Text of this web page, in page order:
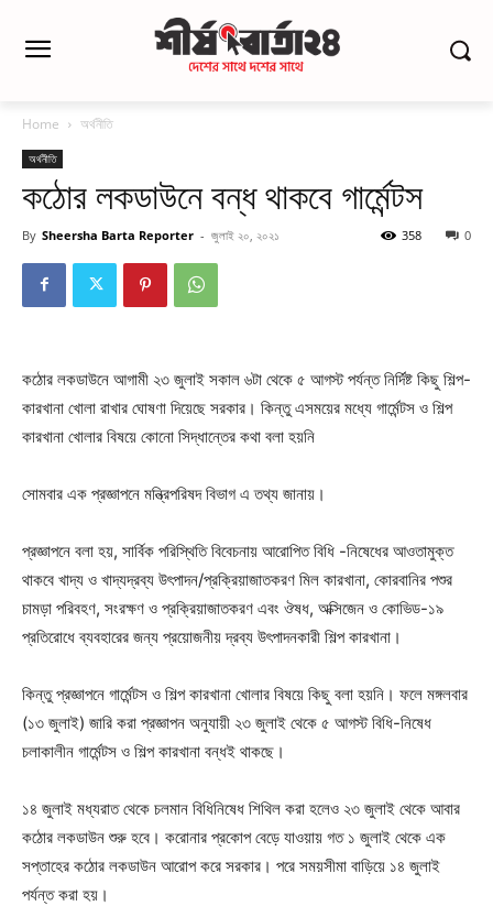
Home অর্থনীতি
অর্থনীতি
কঠোর লকডাউনে বন্ধ থাকবে গার্মেন্টস
By Sheersha Barta Reporter - জুলাই ২০, ২০২১ 0
358
কঠোর লকডাউনে আগামী ২৩ জুলাই সকাল ৬টা থেকে ৫ আগস্ট পর্যন্ত নির্দিষ্ট কিছু শিল্প-
কারখানা খোলা রাখার ঘোষণা দিয়েছে সরকার। কিন্তু এসময়ের মধ্যে গার্মেন্টস ও শিল্প
কারখানা খোলার বিষয়ে কোনো সিদ্ধান্তের কথা বলা হয়নি
সোমবার এক প্রজ্ঞাপনে মন্ত্রিপরিষদ বিভাগ এ তথ্য জানায়।
প্রজ্ঞাপনে বলা হয়, সার্বিক পরিস্থিতি বিবেচনায় আরোপিত বিধি -নিষেধের আওতামুক্ত
থাকবে খাদ্য ও খাদ্যদ্রব্য উৎপাদন/প্রক্রিয়াজাতকরণ মিল কারখানা, কোরবানির পশুর
চামড়া পরিবহণ, সংরক্ষণ ও প্রক্রিয়াজাতকরণ এবং ঔষধ, অক্সিজেন ও কোভিড-১৯
প্রতিরোধে ব্যবহারের জন্য প্রয়োজনীয় দ্রব্য উৎপাদনকারী শিল্প কারখানা।
কিন্তু প্রজ্ঞাপনে গার্মেন্টস ও শিল্প কারখানা খোলার বিষয়ে কিছু বলা হয়নি। ফলে মঙ্গলবার
(১৩ জুলাই) জারি করা প্রজ্ঞাপন অনুযায়ী ২৩ জুলাই থেকে ৫ আগস্ট বিধি-নিষেধ
চলাকালীন গার্মেন্টস ও শিল্প কারখানা বন্ধই থাকছে।
১৪ জুলাই মধ্যরাত থেকে চলমান বিধিনিষেধ শিথিল করা হলেও ২৩ জুলাই থেকে আবার
কঠোর লকডাউন শুরু হবে। করোনার প্রকোপ বেড়ে যাওয়ায় গত ১ জুলাই থেকে এক
সপ্তাহের কঠোর লকডাউন আরোপ করে সরকার। পরে সময়সীমা বাড়িয়ে ১৪ জুলাই
পর্যন্ত করা হয়।